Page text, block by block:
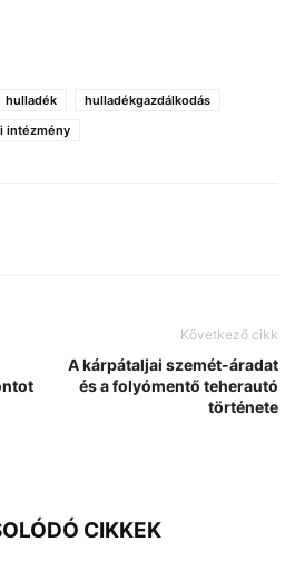
hulladék
hulladékgazdálkodás
intézmény
Következő cikk
A kárpátaljai szemét-áradat
és a folyómentő teherautó
története
CIKKEK